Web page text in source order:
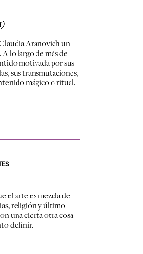
Aranovich un
lo largo de más de
motivada por sus
sus transmutaciones,
mágico o ritual.
el arte es mezcla de
religión y último
una cierta otra cosa
definir.